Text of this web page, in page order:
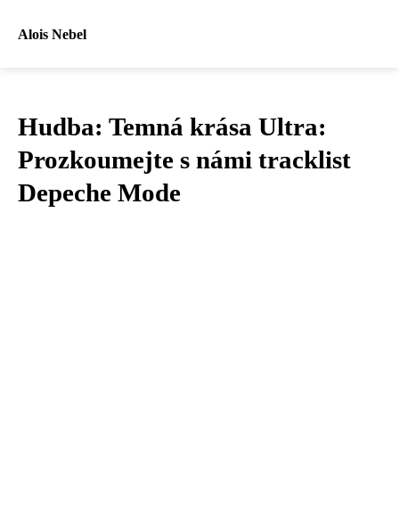
Alois Nebel
Hudba: Temná krása Ultra:
Prozkoumejte s námi tracklist
Depeche Mode